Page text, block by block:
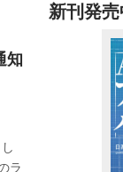
知
ラ
新刊発売